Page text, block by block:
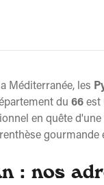
Méditerranée, les
du 66 est
en quête
gourmande
: nos